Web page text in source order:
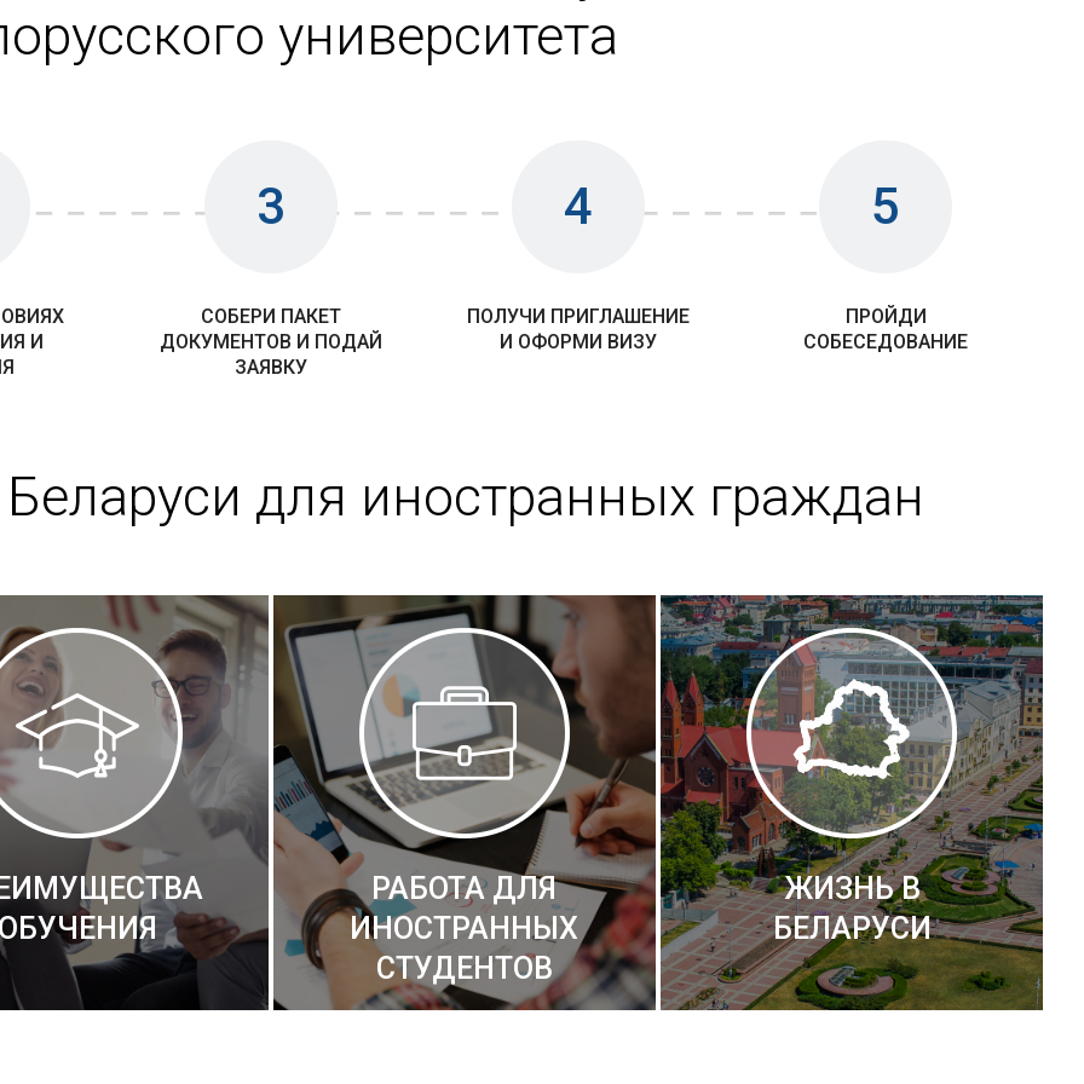
университета
И
3
СОБЕРИ ПАКЕТ
ДОКУМЕНТОВ И ПОДАЙ
ЗАЯВКУ
4
ПОЛУЧИ ПРИГЛАШЕНИЕ
И ОФОРМИ ВИЗУ
5
ПРОЙДИ
СОБЕСЕДОВАНИЕ
для иностранных граждан
РАБОТА ДЛЯ
ИНОСТРАННЫХ
СТУДЕНТОВ
ЖИЗНЬ В
БЕЛАРУСИ